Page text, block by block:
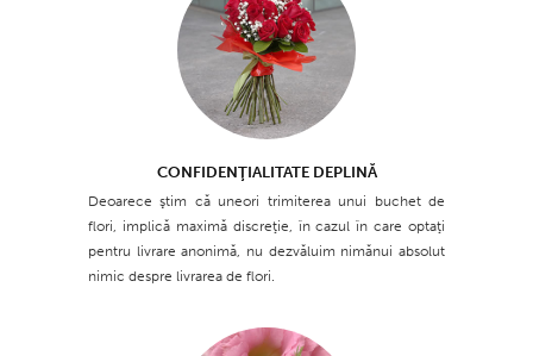
CONFIDENŢIALITATE DEPLINĂ
Deoarece ştim că uneori trimiterea unui buchet de
flori, implică maximă discreţie, în cazul în care optaţi
pentru livrare anonimă, nu dezvăluim nimănui absolut
nimic despre livrarea de flori.